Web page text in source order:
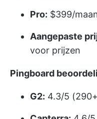
Pro: $399/
Aangepaste
voor prijzen
Pingboard
G2: 4.3/5